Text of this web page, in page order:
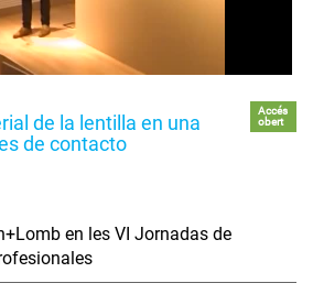
de la lentilla en una
de contacto
Accés
obert
en les VI Jornadas de